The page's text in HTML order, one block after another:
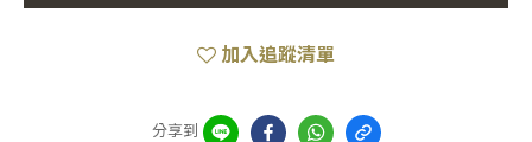
加入追蹤清單
分享到